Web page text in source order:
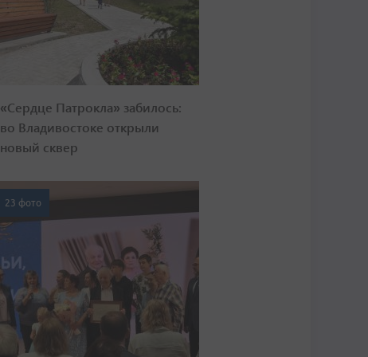
«Сердце Патрокла» забилось:
во Владивостоке открыли
новый сквер
23 фото